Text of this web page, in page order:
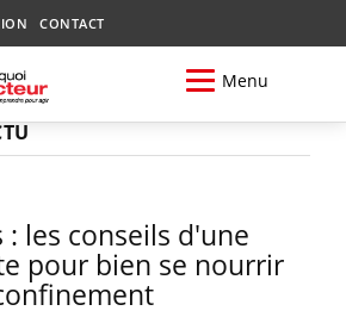
CONTACT
Menu
les conseils d'une
pour bien se nourrir